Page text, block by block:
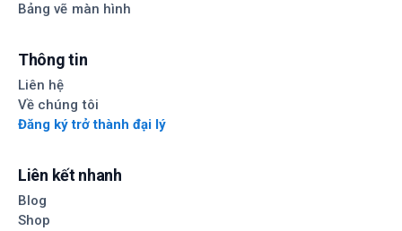
Bảng vẽ màn hình
Thông tin
Liên hệ
Về chúng tôi
Đăng ký trở thành đại lý
Liên kết nhanh
Blog
Shop